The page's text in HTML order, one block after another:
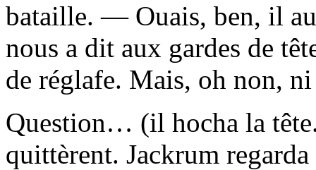
bataille. — Ouais, ben, il
nous a dit aux gardes de
de réglafe. Mais, oh non,
Question… (il hocha la
quittèrent. Jackrum